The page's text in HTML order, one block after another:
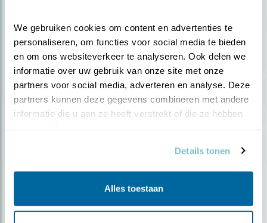
We gebruiken cookies om content en advertenties te
personaliseren, om functies voor social media te bieden
en om ons websiteverkeer te analyseren. Ook delen we
informatie over uw gebruik van onze site met onze
partners voor social media, adverteren en analyse. Deze
partners kunnen deze gegevens combineren met andere
informatie die u aan ze heeft verstrekt of die ze hebben
Details tonen
Alles toestaan